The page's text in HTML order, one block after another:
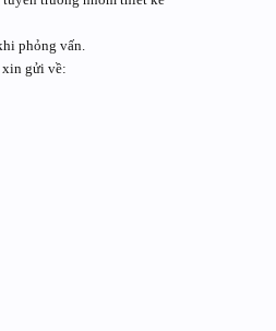
phỏng vấn.
xin gửi về: